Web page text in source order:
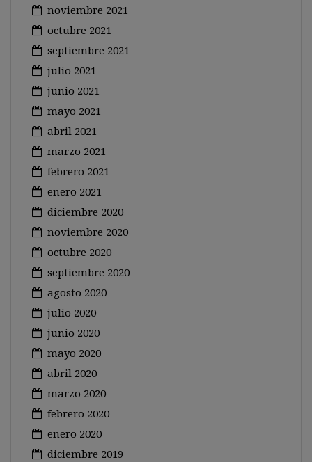
noviembre 2021
octubre 2021
septiembre 2021
julio 2021
junio 2021
mayo 2021
abril 2021
marzo 2021
febrero 2021
enero 2021
diciembre 2020
noviembre 2020
octubre 2020
septiembre 2020
agosto 2020
julio 2020
junio 2020
mayo 2020
abril 2020
marzo 2020
febrero 2020
enero 2020
diciembre 2019